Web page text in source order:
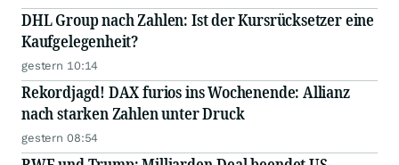
DHL Group nach Zahlen: Ist der Kursrücksetzer eine
Kaufgelegenheit?
gestern 10:14
Rekordjagd! DAX furios ins Wochenende: Allianz
nach starken Zahlen unter Druck
gestern 08:54